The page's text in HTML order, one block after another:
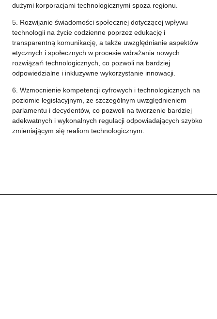
dużymi korporacjami technologicznymi spoza regionu.
5. Rozwijanie świadomości społecznej dotyczącej wpływu
technologii na życie codzienne poprzez edukację i
transparentną komunikację, a także uwzględnianie aspektów
etycznych i społecznych w procesie wdrażania nowych
rozwiązań technologicznych, co pozwoli na bardziej
odpowiedzialne i inkluzywne wykorzystanie innowacji.
6. Wzmocnienie kompetencji cyfrowych i technologicznych na
poziomie legislacyjnym, ze szczególnym uwzględnieniem
parlamentu i decydentów, co pozwoli na tworzenie bardziej
adekwatnych i wykonalnych regulacji odpowiadających szybko
zmieniającym się realiom technologicznym.